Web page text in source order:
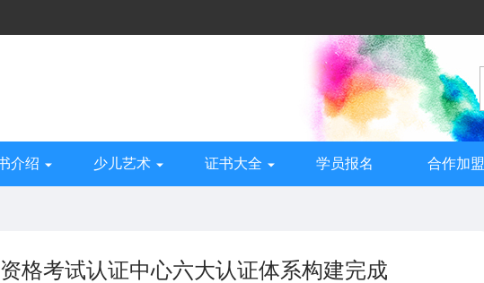
介绍 少儿艺术 证书大全 学员报名 合作加盟
格考试认证中心六大认证体系构建完成